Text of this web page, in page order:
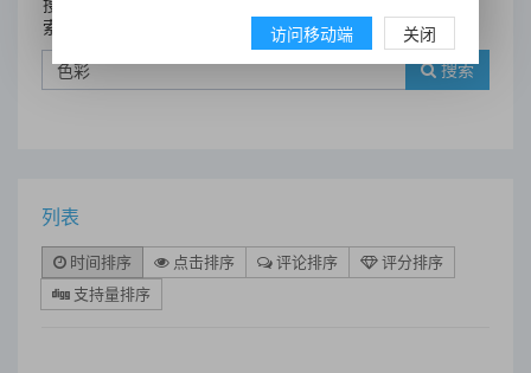
索
搜索
列表
时间排序 点击排序 评论排序
评分排序
支持量排序
访问移动端 关闭